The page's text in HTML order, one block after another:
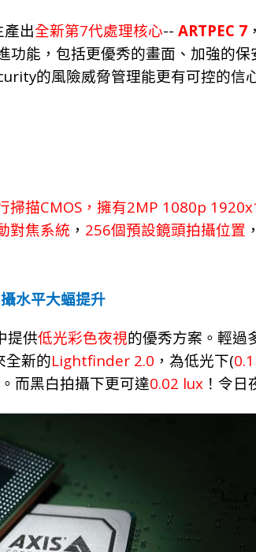
產出全新第7代處理核心-- ARTPEC 7 ，
功能， 包括更優秀的畫面、 加強的保
的風險威脅管理能更有可控的信
掃描CMOS ，擁有2MP 1080p
對焦系統 ， 256個預設鏡頭拍攝位置
水平大蝠提升
提供低光彩色夜視的優秀方案。 輕過
全新的Lightfinder 2.0 ， 為低光下(0.1
。 而黑白拍攝下更可達0.02 lux ！ 令日